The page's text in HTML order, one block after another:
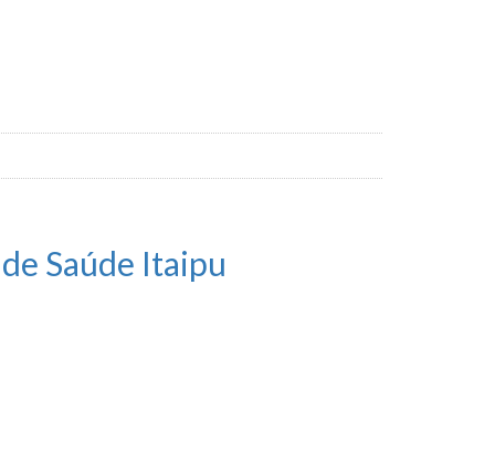
Saúde Itaipu